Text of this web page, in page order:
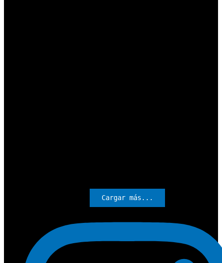
Cargar más...